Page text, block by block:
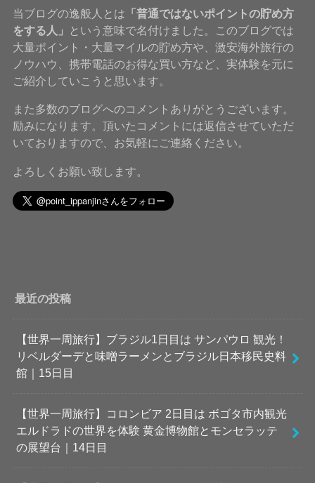
当ブログの逸般人とは 「普通ではないポイントの貯め方
をする人」
という意味で名付けました。このブログでは
大量ポイント・大量マイルの貯め方や、激安海外旅行の
ノウハウ、携帯電話のお得な買い方など、実体験を元に
ご紹介していこうと思います。
また多数のブログへのコメントありがとうございます。
励みになります。頂いたコメントには返信させていただ
いておりますので、お気軽にご連絡ください。
よろしくお願い致します。
最近の投稿
【世界一周旅行】ブラジル1日目は サンパウロ 観光！
リベルダーデと味噌ラーメンとブラジル日本移民史料
館｜15日目
【世界一周旅行】コロンビア 2日目は ボゴタ市内観光
エルドラドの世界を体験 黄金博物館とモンセラッテ
の展望台｜14日目